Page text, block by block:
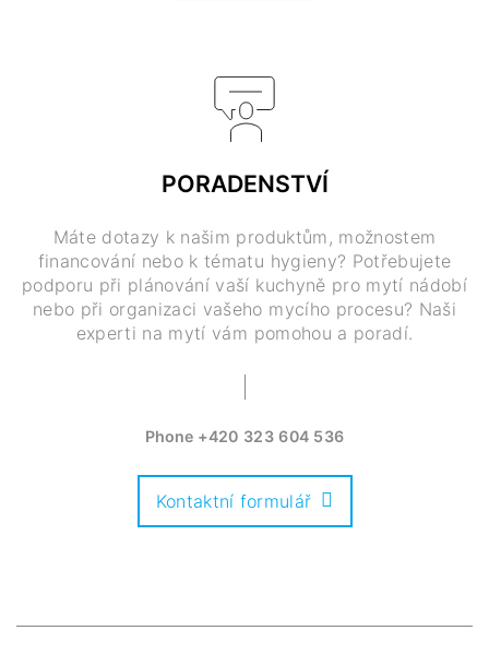
PORADENSTVÍ
Máte dotazy k našim produktům, možnostem
financování nebo k tématu hygieny? Potřebujete
podporu při plánování vaší kuchyně pro mytí nádobí
nebo při organizaci vašeho mycího procesu? Naši
experti na mytí vám pomohou a poradí.
Phone +420 323 604 536
Kontaktní formulář